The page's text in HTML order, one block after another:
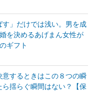
す」だけでは浅い。男を成
を決めるあげまん女性が
ギフト
意するときはこの８つの瞬
揺らぐ瞬間はない？【保